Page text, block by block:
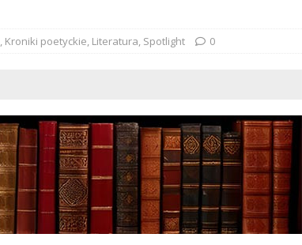
, Kroniki poetyckie, Literatura, Spotlight 0